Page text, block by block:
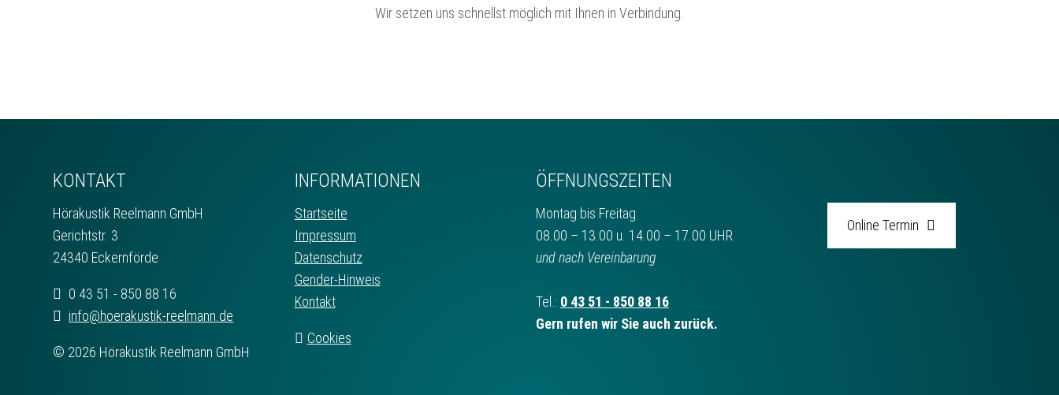
Wir setzen uns schnellst möglich mit Ihnen in Verbindung.
KONTAKT
Hörakustik Reelmann GmbH
Gerichtstr. 3
24340 Eckernförde
0 43 51 - 850 88 16
info@hoerakustik-reelmann.de
© 2026 Hörakustik Reelmann GmbH
INFORMATIONEN
Startseite
Impressum
Datenschutz
Gender-Hinweis
Kontakt
Cookies
ÖFFNUNGSZEITEN
Montag bis Freitag
08.00 – 13.00 u. 14.00 – 17.00 UHR
und nach Vereinbarung
Tel.: 0 43 51 - 850 88 16
Gern rufen wir Sie auch zurück.
Online Termin